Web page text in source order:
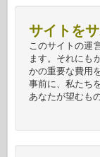
サイトを
このサイトの運
ます。それにも
かの重要な費用
事前に、私たち
あなたが望むも